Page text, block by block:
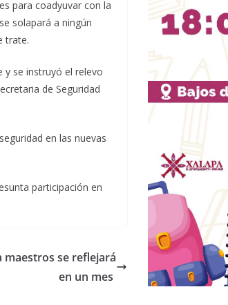
para coadyuvar con la
solapará a ningún
trate.
y se instruyó el relevo
de Seguridad
en las nuevas
participación en
maestros se reflejará
en un mes